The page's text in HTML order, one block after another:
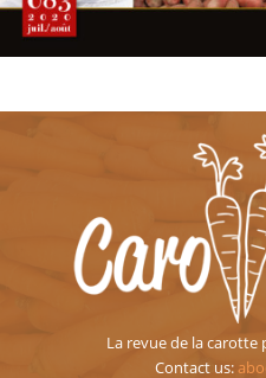
La revue de la carotte
Contact us: